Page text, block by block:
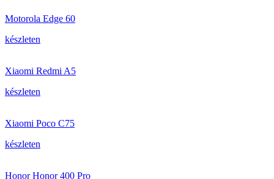
Motorola Edge 60
készleten
Xiaomi Redmi A5
készleten
Xiaomi Poco C75
készleten
Honor Honor 400 Pro